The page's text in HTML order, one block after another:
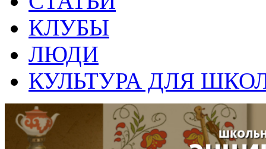
КЛУБЫ
ЛЮДИ
КУЛЬТУРА ДЛЯ